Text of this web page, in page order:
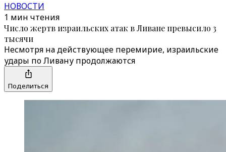
НОВОСТИ
1 мин чтения
Число жертв израильских атак в Ливане превысило 3
тысячи
Несмотря на действующее перемирие, израильские
удары по Ливану продолжаются
Поделиться